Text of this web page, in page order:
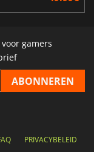
gamers
PRIVACYBELEID